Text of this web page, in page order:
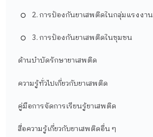
2. การป้องกันยาเสพติดในกลุ่มแรงงาน
3. การป้องกันยาเสพติดในชุมชน
ด้านบำบัดรักษายาเสพติด
ความรู้ทั่วไปเกี่ยวกับยาเสพติด
คู่มือการจัดการเรียนรู้ยาเสพติด
สื่อความรู้เกี่ยวกับยาเสพติดอื่น ๆ